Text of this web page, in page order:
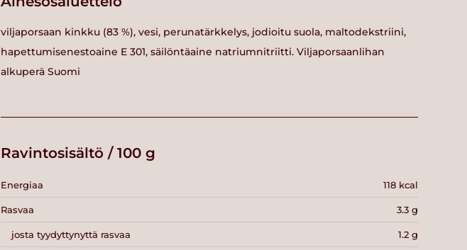
viljaporsaan kinkku (83 %), vesi, perunatärkkelys, jodioitu suola, maltodekstriini,
hapettumisenestoaine E 301, säilöntäaine natriumnitriitti. Viljaporsaanlihan
alkuperä Suomi
Ravintosisältö / 100 g
Energiaa 118 kcal
Rasvaa 3.3 g
josta tyydyttynyttä rasvaa 1.2 g